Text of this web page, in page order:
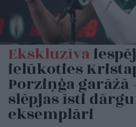
Ekskluzīva
ielūkoties
Porziņģa garāžā
slēpjas īsti
eksemplāri